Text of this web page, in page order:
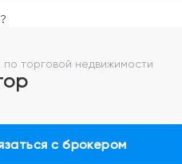
по торговой недвижимости
с брокером